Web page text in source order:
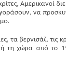
Αμερικανοί
να
τα βερνισάζ, τις
τη χώρα από